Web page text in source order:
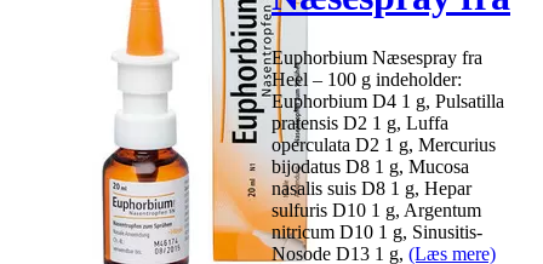
Heel – 20 ml
Euphorbium Næsespray fra
Heel – 100 g indeholder:
Euphorbium D4 1 g, Pulsatilla
pratensis D2 1 g, Luffa
operculata D2 1 g, Mercurius
bijodatus D8 1 g, Mucosa
nasalis suis D8 1 g, Hepar
sulfuris D10 1 g, Argentum
nitricum D10 1 g, Sinusitis-
Nosode D13 1 g, (Læs mere)